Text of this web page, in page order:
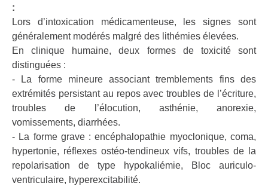
:
Lors d’intoxication médicamenteuse, les signes sont
généralement modérés malgré des lithémies élevées.
En clinique humaine, deux formes de toxicité sont
distinguées :
- La forme mineure associant tremblements fins des
extrémités persistant au repos avec troubles de l’écriture,
troubles de l’élocution, asthénie, anorexie,
vomissements, diarrhées.
- La forme grave : encéphalopathie myoclonique, coma,
hypertonie, réflexes ostéo-tendineux vifs, troubles de la
repolarisation de type hypokaliémie, Bloc auriculo-
ventriculaire, hyperexcitabilité.